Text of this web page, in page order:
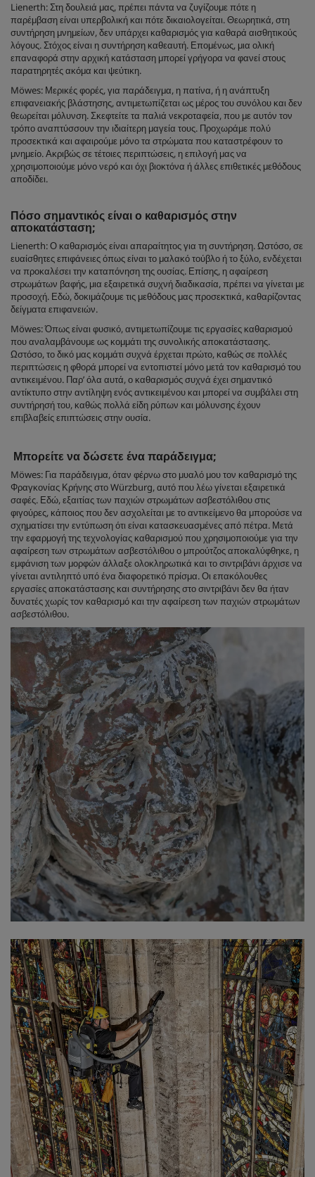
Lienerth: Στη δουλειά μας, πρέπει πάντα να ζυγίζουμε πότε η
παρέμβαση είναι υπερβολική και πότε δικαιολογείται. Θεωρητικά, στη
συντήρηση μνημείων, δεν υπάρχει καθαρισμός για καθαρά αισθητικούς
λόγους. Στόχος είναι η συντήρηση καθεαυτή. Επομένως, μια ολική
επαναφορά στην αρχική κατάσταση μπορεί γρήγορα να φανεί στους
παρατηρητές ακόμα και ψεύτικη.
Möwes: Μερικές φορές, για παράδειγμα, η πατίνα, ή η ανάπτυξη
επιφανειακής βλάστησης, αντιμετωπίζεται ως μέρος του συνόλου και δεν
θεωρείται μόλυνση. Σκεφτείτε τα παλιά νεκροταφεία, που με αυτόν τον
τρόπο αναπτύσσουν την ιδιαίτερη μαγεία τους. Προχωράμε πολύ
προσεκτικά και αφαιρούμε μόνο τα στρώματα που καταστρέφουν το
μνημείο. Ακριβώς σε τέτοιες περιπτώσεις, η επιλογή μας να
χρησιμοποιούμε μόνο νερό και όχι βιοκτόνα ή άλλες επιθετικές μεθόδους
αποδίδει.
Πόσο σημαντικός είναι ο καθαρισμός στην
αποκατάσταση;
Lienerth: Ο καθαρισμός είναι απαραίτητος για τη συντήρηση. Ωστόσο, σε
ευαίσθητες επιφάνειες όπως είναι το μαλακό τούβλο ή το ξύλο, ενδέχεται
να προκαλέσει την καταπόνηση της ουσίας. Επίσης, η αφαίρεση
στρωμάτων βαφής, μια εξαιρετικά συχνή διαδικασία, πρέπει να γίνεται με
προσοχή. Εδώ, δοκιμάζουμε τις μεθόδους μας προσεκτικά, καθαρίζοντας
δείγματα επιφανειών.
Möwes: Όπως είναι φυσικό, αντιμετωπίζουμε τις εργασίες καθαρισμού
που αναλαμβάνουμε ως κομμάτι της συνολικής αποκατάστασης.
Ωστόσο, το δικό μας κομμάτι συχνά έρχεται πρώτο, καθώς σε πολλές
περιπτώσεις η φθορά μπορεί να εντοπιστεί μόνο μετά τον καθαρισμό του
αντικειμένου. Παρ’ όλα αυτά, ο καθαρισμός συχνά έχει σημαντικό
αντίκτυπο στην αντίληψη ενός αντικειμένου και μπορεί να συμβάλει στη
συντήρησή του, καθώς πολλά είδη ρύπων και μόλυνσης έχουν
επιβλαβείς επιπτώσεις στην ουσία.
Μπορείτε να δώσετε ένα παράδειγμα;
Möwes: Για παράδειγμα, όταν φέρνω στο μυαλό μου τον καθαρισμό της
Φραγκονίας Κρήνης στο Würzburg, αυτό που λέω γίνεται εξαιρετικά
σαφές. Εδώ, εξαιτίας των παχιών στρωμάτων ασβεστόλιθου στις
φιγούρες, κάποιος που δεν ασχολείται με το αντικείμενο θα μπορούσε να
σχηματίσει την εντύπωση ότι είναι κατασκευασμένες από πέτρα. Μετά
την εφαρμογή της τεχνολογίας καθαρισμού που χρησιμοποιούμε για την
αφαίρεση των στρωμάτων ασβεστόλιθου ο μπρούτζος αποκαλύφθηκε, η
εμφάνιση των μορφών άλλαξε ολοκληρωτικά και το σιντριβάνι άρχισε να
γίνεται αντιληπτό υπό ένα διαφορετικό πρίσμα. Οι επακόλουθες
εργασίες αποκατάστασης και συντήρησης στο σιντριβάνι δεν θα ήταν
δυνατές χωρίς τον καθαρισμό και την αφαίρεση των παχιών στρωμάτων
ασβεστόλιθου.